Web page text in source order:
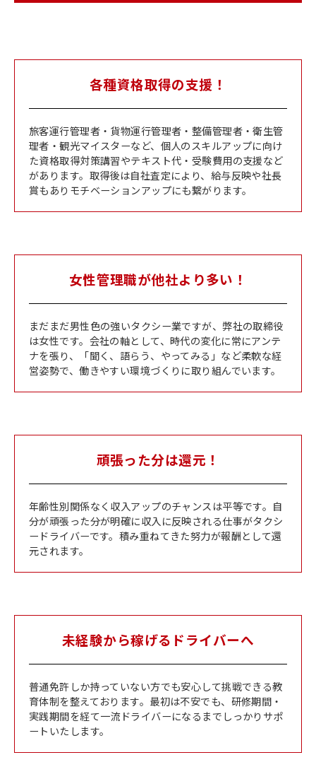
各種資格取得の支援！
旅客運行管理者・貨物運行管理者・整備管理者・衛生管
理者・観光マイスターなど、個人のスキルアップに向け
た資格取得対策講習やテキスト代・受験費用の支援など
があります。取得後は自社査定により、給与反映や社長
賞もありモチベーションアップにも繋がります。
女性管理職が他社より多い！
まだまだ男性色の強いタクシー業ですが、弊社の取締役
は女性です。会社の軸として、時代の変化に常にアンテ
ナを張り、「聞く、語らう、やってみる」など柔軟な経
営姿勢で、働きやすい環境づくりに取り組んでいます。
頑張った分は還元！
年齢性別関係なく収入アップのチャンスは平等です。自
分が頑張った分が明確に収入に反映される仕事がタクシ
ードライバーです。積み重ねてきた努力が報酬として還
元されます。
未経験から稼げるドライバーへ
普通免許しか持っていない方でも安心して挑戦できる教
育体制を整えております。最初は不安でも、研修期間・
実践期間を経て一流ドライバーになるまでしっかりサポ
ートいたします。